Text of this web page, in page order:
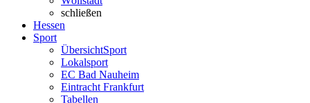
schließen
Hessen
Sport
ÜbersichtSport
Lokalsport
EC Bad Nauheim
Eintracht Frankfurt
Tabellen